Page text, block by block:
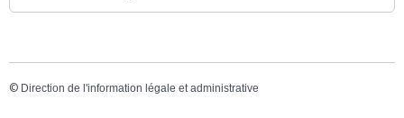
© Direction de l'information légale et administrative